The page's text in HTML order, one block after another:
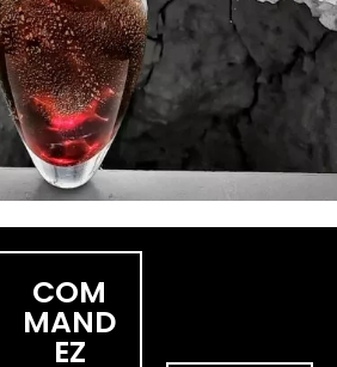
COM
MAND
EZ